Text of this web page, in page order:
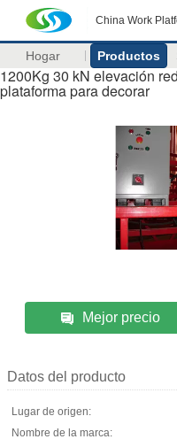
China Work
Hogar Productos
1200Kg 30 kN elevación
plataforma para decorar
Mejor precio
Datos del producto
Lugar de origen:
Nombre de la marca: